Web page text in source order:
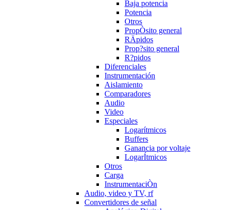
Baja potencia
Potencia
Otros
PropÒsito general
RÄpidos
Prop?sito general
R?pidos
Diferenciales
Instrumentación
Aislamiento
Comparadores
Audio
Video
Especiales
Logarítmicos
Buffers
Ganancia por voltaje
LogarÍtmicos
Otros
Carga
InstrumentaciÒn
Audio, video y TV, rf
Convertidores de señal